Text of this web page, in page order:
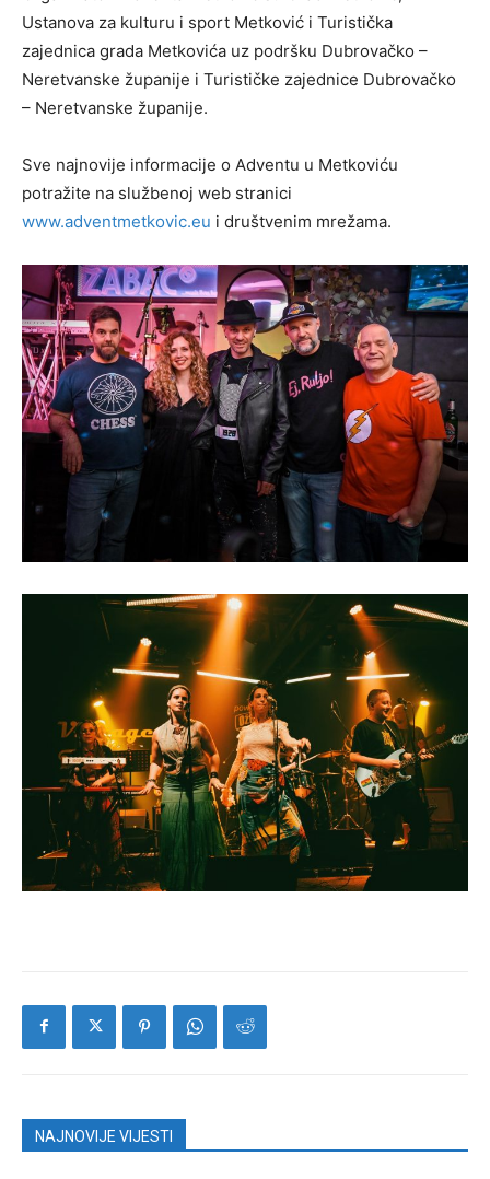
Ustanova za kulturu i sport Metković i Turistička
zajednica grada Metkovića uz podršku Dubrovačko –
Neretvanske županije i Turističke zajednice Dubrovačko
– Neretvanske županije.
Sve najnovije informacije o Adventu u Metkoviću
potražite na službenoj web stranici
www.adventmetkovic.eu i društvenim mrežama.
NAJNOVIJE VIJESTI